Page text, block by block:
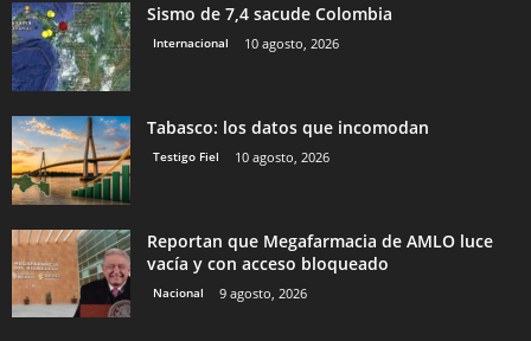
Sismo de 7,4 sacude Colombia
Internacional 10 agosto, 2026
Tabasco: los datos que incomodan
Testigo Fiel 10 agosto, 2026
Reportan que Megafarmacia de AMLO luce
vacía y con acceso bloqueado
Nacional 9 agosto, 2026